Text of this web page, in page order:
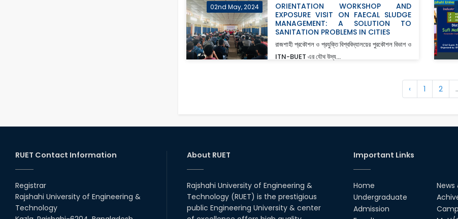
02nd May, 2024
ORIENTATION WORKSHOP AND
EXPOSURE VISIT ON FAECAL SLUDGE
MANAGEMENT: A SOLUTION TO
SANITATION PROBLEMS IN CITIES
রাজশাহী প্রকৌশল ও প্রযুক্তি বিশ্ববিদ্যালয়ের পুরকৌশল বিভাগ ও
ITN-BUET এর যৌথ উদ্য...
‹ 1 2
RUET Contact Information
Registrar
Rajshahi University of Engineering &
Technology
About RUET
Rajshahi University of Engineering &
Technology (RUET) is the prestigious
public Engineering University & center
Important Links
Home
Undergraduate
Admission
News